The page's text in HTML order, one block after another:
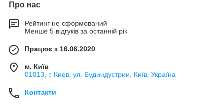
Про нас
Рейтинг не сформований
Менше 5 відгуків за останній рік
Працює з 16.06.2020
м. Київ
01013, г. Киев, ул. Будиндустрии, Київ, Україна
Контакти